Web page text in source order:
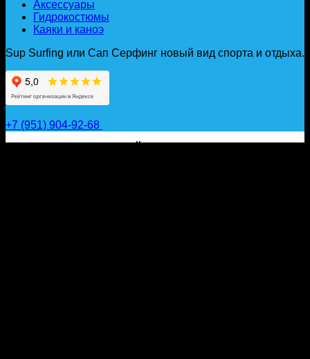
Аксессуары
Гидрокостюмы
Каяки и каноэ
Sup Surfing или Сап Серфинг новый вид спорта и отдыха.
+7 (951) 904-92-68